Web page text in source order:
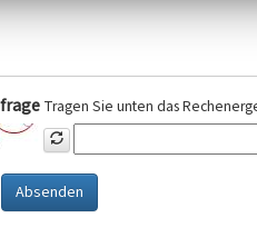
Tragen Sie unten das
Absenden